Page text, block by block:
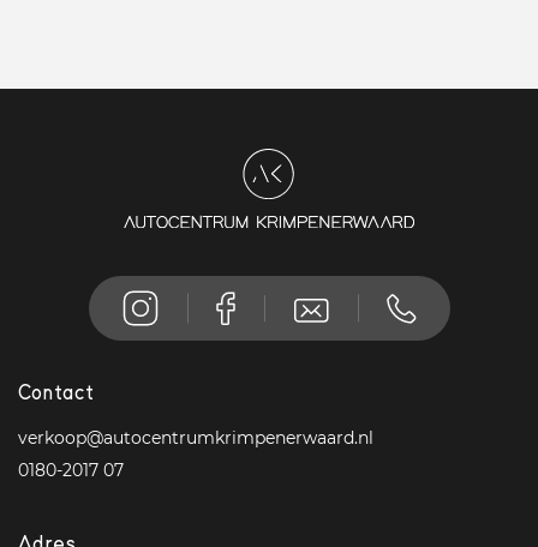
Contact
verkoop@autocentrumkrimpenerwaard.nl
0180-2017 07